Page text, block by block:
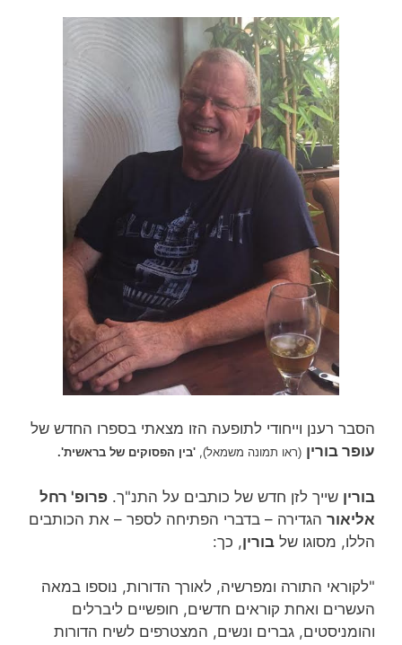
הסבר רענן וייחודי לתופעה הזו מצאתי בספרו החדש של
עופר בורין (ראו תמונה משמאל), 'בין הפסוקים של בראשית'.
בורין שייך לזן חדש של כותבים על התנ"ך. פרופ' רחל
אליאור הגדירה – בדברי הפתיחה לספר – את הכותבים
הללו, מסוגו של בורין, כך:
"לקוראי התורה ומפרשיה, לאורך הדורות, נוספו במאה
העשרים ואחת קוראים חדשים, חופשיים ליברלים
והומניסטים, גברים ונשים, המצטרפים לשיח הדורות